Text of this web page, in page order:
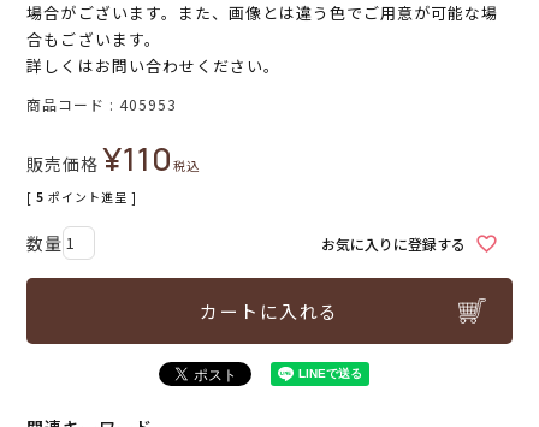
場合がございます。また、画像とは違う色でご用意が可能な場
合もございます。
詳しくはお問い合わせください。
商品コード 405953
販売価格 ¥110税込
[ 5 ポイント進呈 ]
お気に入りに登録する
カートに入れる